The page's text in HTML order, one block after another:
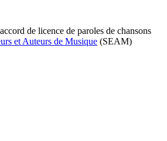
de licence de paroles de chansons
et Auteurs de Musique (SEAM)